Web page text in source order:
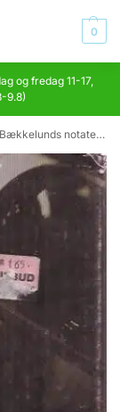
0
og fredag 11-17,
9.8)
notater fra et uryddig liv